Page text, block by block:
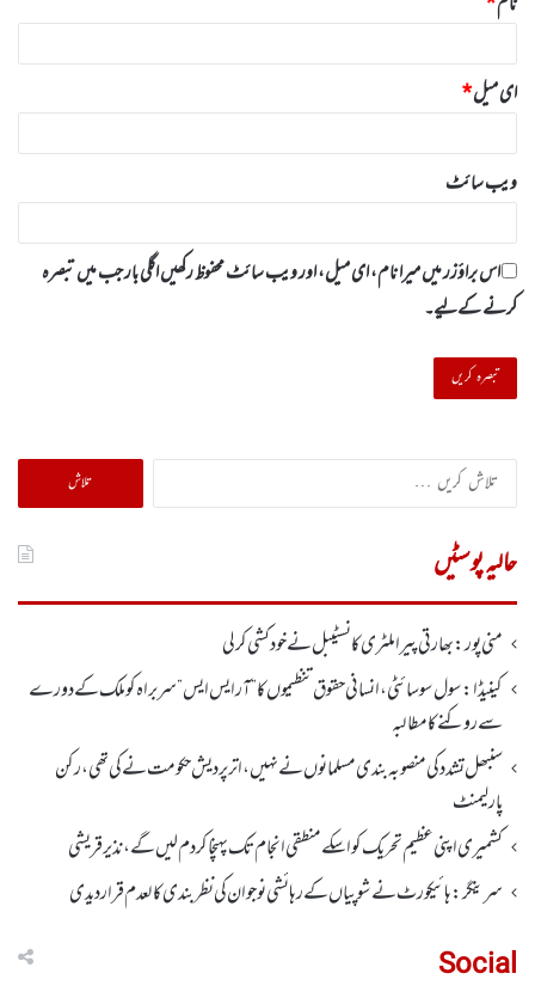
ای میل*
ویب‌ سائٹ
اس براؤزر میں میرا نام، ای میل، اور ویب سائٹ محفوظ رکھیں اگلی بار جب میں تبصرہ
کرنے کےلیے۔
تلاش
کریں
حالیہ پوسٹیں
منی پور: بھارتی پیرا ملٹری کانسٹیبل نے خود کشی کر لی
کینیڈا: سول سوسائٹی ، انسانی حقوق تنظیموں کا ”آر ایس ایس” سربراہ کو ملک کے دورے
سے روکنے کا مطالبہ
سنبھل تشدد کی منصوبہ بندی مسلمانوں نے نہیں ، اتر پردیش حکومت نے کی تھی، رکن
پارلیمنٹ
کشمیری اپنی عظیم تحریک کو اسکے منطقی انجام تک پہنچا کر دم لیں گے، نذیر قریشی
سرینگر:ہائیکورٹ نے شوپیاں کے رہائشی نوجوان کی نظربندی کالعدم قرار دیدی
Social